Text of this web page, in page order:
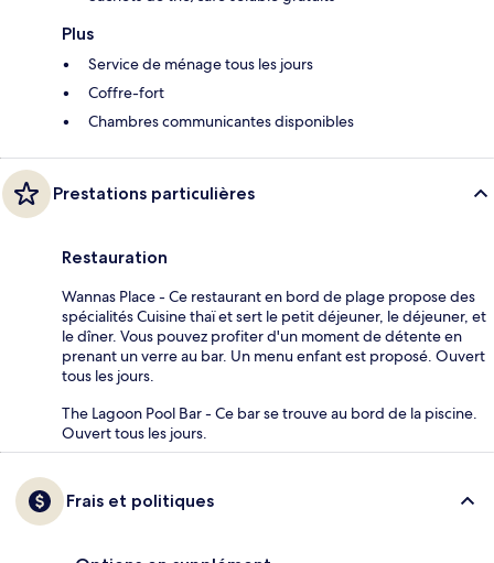
Plus
Service de ménage tous les jours
Coffre-fort
Chambres communicantes disponibles
Prestations particulières
Restauration
Wannas Place - Ce restaurant en bord de plage propose des
spécialités Cuisine thaï et sert le petit déjeuner, le déjeuner, et
le dîner. Vous pouvez profiter d'un moment de détente en
prenant un verre au bar. Un menu enfant est proposé. Ouvert
tous les jours.
The Lagoon Pool Bar - Ce bar se trouve au bord de la piscine.
Ouvert tous les jours.
Frais et politiques